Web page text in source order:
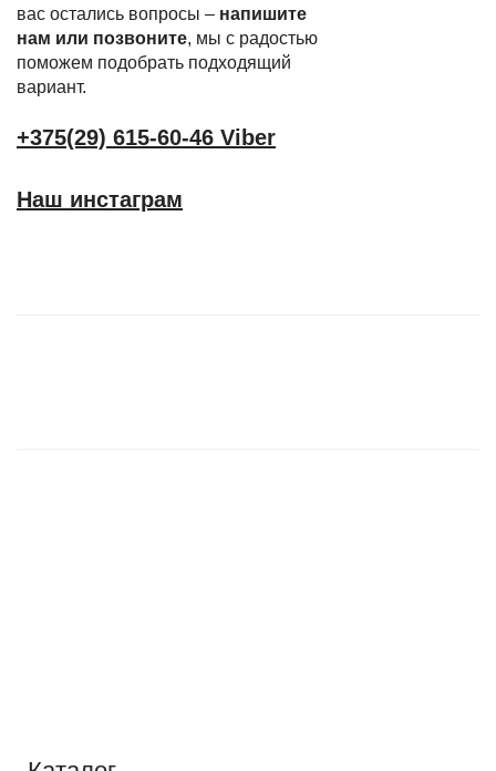
вас остались вопросы – напишите
нам или позвоните, мы с радостью
поможем подобрать подходящий
вариант.
+375(29) 615-60-46 Viber
Наш инстаграм